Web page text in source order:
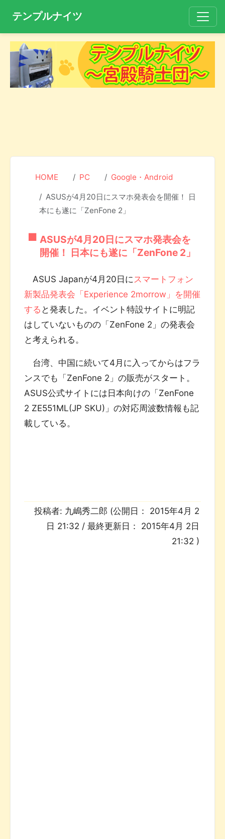
テンプルナイツ
HOME PC Google・Android
ASUSが4月20日にスマホ発表会を開催！ 日
本にも遂に「ZenFone 2」
ASUSが4月20日にスマホ発表会を
開催！ 日本にも遂に「ZenFone 2」
ASUS Japanが4月20日に スマートフォン
新製品発表会「Experience 2morrow」を開催
する と発表した。イベント特設サイトに明記
はしていないものの「ZenFone 2」の発表会
と考えられる。
台湾、中国に続いて4月に入ってからはフラ
ンスでも「ZenFone 2」の販売がスタート。
ASUS公式サイトには日本向けの「ZenFone
2 ZE551ML(JP SKU)」の対応周波数情報も記
載している。
投稿者: 九嶋秀二郎 (公開日： 2015年4月 2
日 21:32 / 最終更新日： 2015年4月 2日
21:32 )